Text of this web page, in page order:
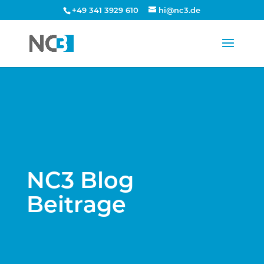
+49 341 3929 610 hi@nc3.de
NC3 Blog
Beitrage